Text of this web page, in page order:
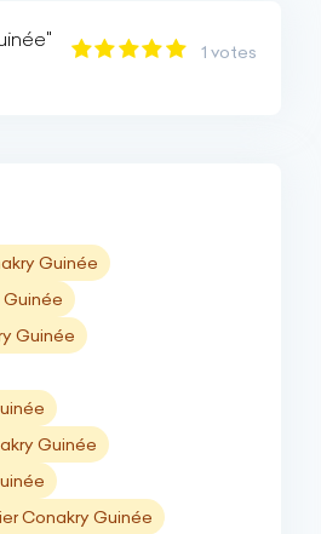
1 votes
Guinée
Guinée
Guinée
Conakry Guinée